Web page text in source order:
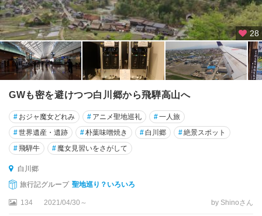
28
GWも密を避けつつ白川郷から飛騨高山へ
# おジャ魔女どれみ # アニメ聖地巡礼 #一人旅
#世界遺産・遺跡 #朴葉味噌焼き # 白川郷 #絶景スポット
#飛騨牛 # 魔女見習いをさがして
白川郷
旅行記グループ 聖地巡り？いろいろ
134 2021/04/30～ by Shinoさん